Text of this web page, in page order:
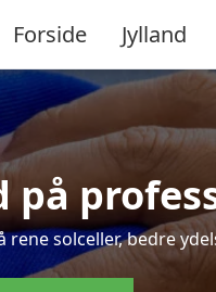
Forside Jylland
på
solceller, bedre